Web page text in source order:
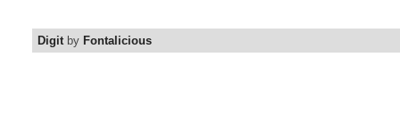
Digitby Fontalicious